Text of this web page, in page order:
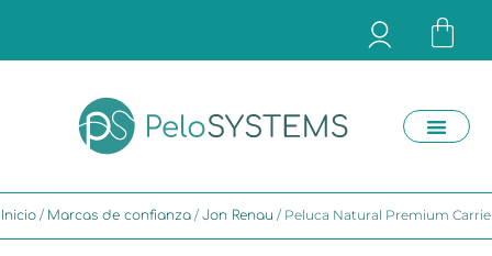
Inicio / Marcas de confianza / Jon Renau / Peluca Natural Premium Carrie